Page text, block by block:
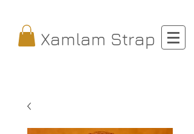
Xamlam Strap